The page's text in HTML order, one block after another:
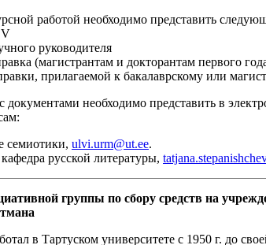
работой необходимо представить
руководителя
(магистрантам и докторантам первого
прилагаемой к бакалаврскому или
документами необходимо представить в
семиотики, ulvi.urm@ut.ee.
кафедра русской литературы,
группы по сбору средств на
в Тартуском университете с 1950 г. до